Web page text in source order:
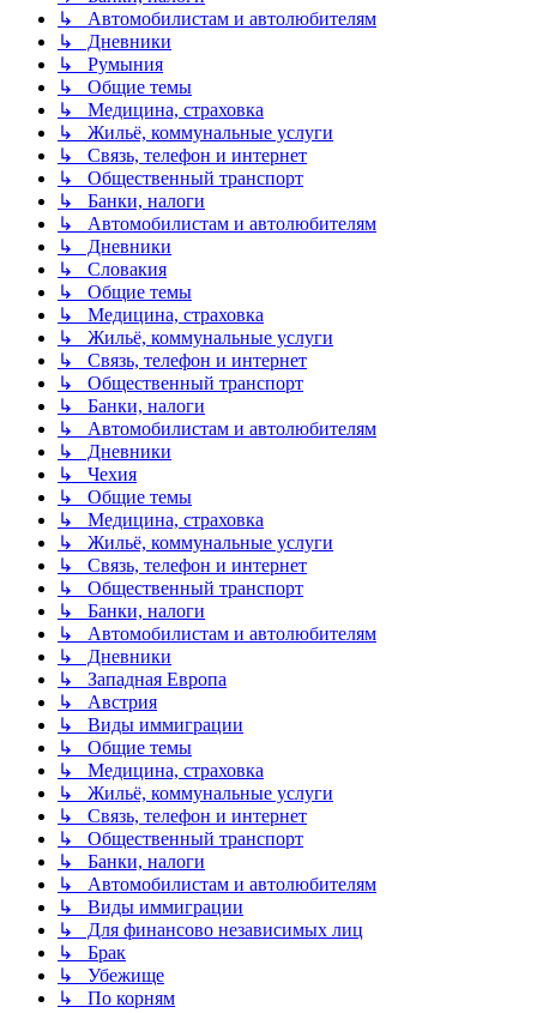
↳ Автомобилистам и автолюбителям
↳ Дневники
↳ Румыния
↳ Общие темы
↳ Медицина, страховка
↳ Жильё, коммунальные услуги
↳ Связь, телефон и интернет
↳ Общественный транспорт
↳ Банки, налоги
↳ Автомобилистам и автолюбителям
↳ Дневники
↳ Словакия
↳ Общие темы
↳ Медицина, страховка
↳ Жильё, коммунальные услуги
↳ Связь, телефон и интернет
↳ Общественный транспорт
↳ Банки, налоги
↳ Автомобилистам и автолюбителям
↳ Дневники
↳ Чехия
↳ Общие темы
↳ Медицина, страховка
↳ Жильё, коммунальные услуги
↳ Связь, телефон и интернет
↳ Общественный транспорт
↳ Банки, налоги
↳ Автомобилистам и автолюбителям
↳ Дневники
↳ Западная Европа
↳ Австрия
↳ Виды иммиграции
↳ Общие темы
↳ Медицина, страховка
↳ Жильё, коммунальные услуги
↳ Связь, телефон и интернет
↳ Общественный транспорт
↳ Банки, налоги
↳ Автомобилистам и автолюбителям
↳ Виды иммиграции
↳ Для финансово независимых лиц
↳ Брак
↳ Убежище
↳ По корням